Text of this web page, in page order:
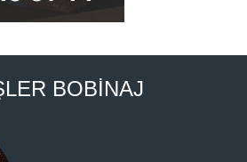
BOBİNAJ